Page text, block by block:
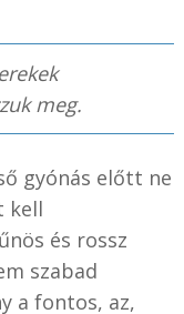
meg.
gyónás előtt ne
kell
és rossz
szabad
a fontos, az,